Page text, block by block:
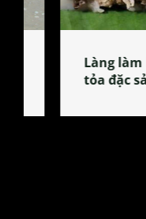
Làng làm
tỏa đặc sản